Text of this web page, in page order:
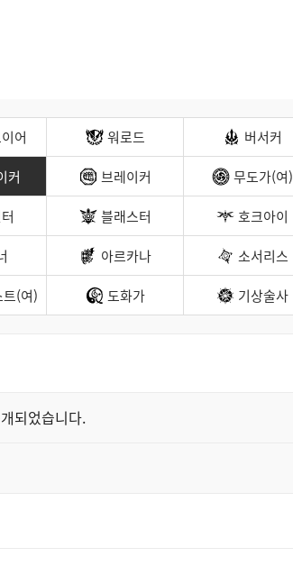
이어 워로드 버서커
커 브레이커 무도가(여)
블래스터 호크아이
아르카나 소서리스
트(여) 도화가 기상술사
되었습니다.